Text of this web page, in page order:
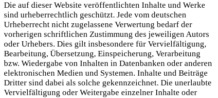
Die auf dieser Website veröffentlichten Inhalte und Werke
sind urheberrechtlich geschützt. Jede vom deutschen
Urheberrecht nicht zugelassene Verwertung bedarf der
vorherigen schriftlichen Zustimmung des jeweiligen Autors
oder Urhebers. Dies gilt insbesondere für Vervielfältigung,
Bearbeitung, Übersetzung, Einspeicherung, Verarbeitung
bzw. Wiedergabe von Inhalten in Datenbanken oder anderen
elektronischen Medien und Systemen. Inhalte und Beiträge
Dritter sind dabei als solche gekennzeichnet. Die unerlaubte
Vervielfältigung oder Weitergabe einzelner Inhalte oder